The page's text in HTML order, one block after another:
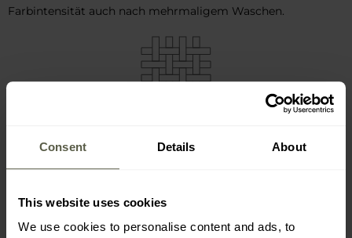
Consent Details About
This website uses cookies
We use cookies to personalise content and ads, to
Farbintensität auch nach mehrmaligem Waschen.
VERSTÄRKTE KANTEN, WEICHES
Die Kanten des T-Shirts sind mit einer
verhindert. Das weiche Bündchen am Hals schützt vor
Reibung und verhindert ein übermäßiges Dehnen des T-